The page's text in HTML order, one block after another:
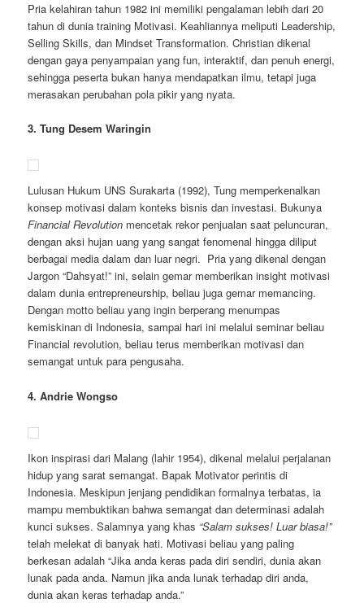
Pria kelahiran tahun 1982 ini memiliki pengalaman lebih dari 20
tahun di dunia training Motivasi. Keahliannya meliputi Leadership,
Selling Skills, dan Mindset Transformation. Christian dikenal
dengan gaya penyampaian yang fun, interaktif, dan penuh energi,
sehingga peserta bukan hanya mendapatkan ilmu, tetapi juga
merasakan perubahan pola pikir yang nyata.
3. Tung Desem Waringin
Lulusan Hukum UNS Surakarta (1992), Tung memperkenalkan
konsep motivasi dalam konteks bisnis dan investasi. Bukunya
Financial Revolution mencetak rekor penjualan saat peluncuran,
dengan aksi hujan uang yang sangat fenomenal hingga diliput
berbagai media dalam dan luar negri. Pria yang dikenal dengan
Jargon “Dahsyat!” ini, selain gemar memberikan insight motivasi
dalam dunia entrepreneurship, beliau juga gemar memancing.
Dengan motto beliau yang ingin berperang menumpas
kemiskinan di Indonesia, sampai hari ini melalui seminar beliau
Financial revolution, beliau terus memberikan motivasi dan
semangat untuk para pengusaha.
4. Andrie Wongso
Ikon inspirasi dari Malang (lahir 1954), dikenal melalui perjalanan
hidup yang sarat semangat. Bapak Motivator perintis di
Indonesia. Meskipun jenjang pendidikan formalnya terbatas, ia
mampu membuktikan bahwa semangat dan determinasi adalah
kunci sukses. Salamnya yang khas “Salam sukses! Luar biasa!”
telah melekat di banyak hati. Motivasi beliau yang paling
berkesan adalah “Jika anda keras pada diri sendiri, dunia akan
lunak pada anda. Namun jika anda lunak terhadap diri anda,
dunia akan keras terhadap anda.”